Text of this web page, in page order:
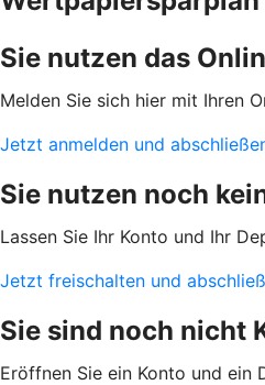
Sie nutzen das
Melden Sie sich hier mit Ihren
Jetzt anmelden und
Sie nutzen noch
Lassen Sie Ihr Konto und Ihr
Jetzt freischalten und
Sie sind noch nicht
Eröffnen Sie ein Konto und ein